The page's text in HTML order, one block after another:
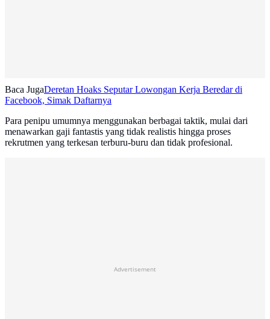
Baca JugaDeretan Hoaks Seputar Lowongan Kerja Beredar di
Facebook, Simak Daftarnya
Para penipu umumnya menggunakan berbagai taktik, mulai dari
menawarkan gaji fantastis yang tidak realistis hingga proses
rekrutmen yang terkesan terburu-buru dan tidak profesional.
Advertisement